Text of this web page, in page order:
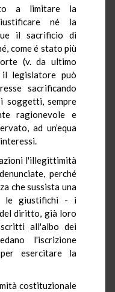
a limitare la
né la
il sacrificio di
come é stato più
(v. da ultimo
il legislatore può
sacrificando
soggetti, sempre
ragionevole e
ad un’equa
l'illegittimità
perché
che sussista una
le giustifichi - i
diritto, già loro
all'albo dei
l'iscrizione
esercitare la
costituzionale